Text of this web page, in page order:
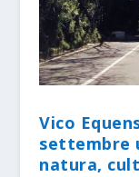
Vico
settembre
natura,